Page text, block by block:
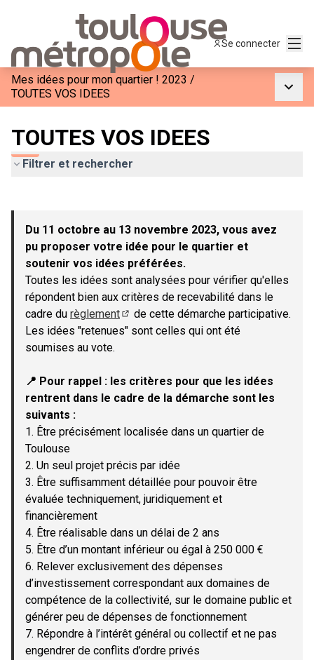
Se connecter
Mes idées pour mon quartier ! 2023 /
TOUTES VOS IDEES
TOUTES VOS IDEES
Filtrer et rechercher
−
Du 11 octobre au 13 novembre 2023, vous avez
pu proposer votre idée pour le quartier et
soutenir vos idées préférées.
Toutes les idées sont analysées pour vérifier qu'elles
répondent bien aux critères de recevabilité dans le
cadre du règlement
(Lien externe)
de cette démarche participative.
Les idées "retenues" sont celles qui ont été
soumises au vote.
📍 Pour rappel : les critères pour que les idées
rentrent dans le cadre de la démarche sont les
suivants :
1. Être précisément localisée dans un quartier de
Toulouse
2. Un seul projet précis par idée
3. Être suffisamment détaillée pour pouvoir être
évaluée techniquement, juridiquement et
financièrement
4. Être réalisable dans un délai de 2 ans
5. Être d’un montant inférieur ou égal à 250 000 €
6. Relever exclusivement des dépenses
d’investissement correspondant aux domaines de
compétence de la collectivité, sur le domaine public et
générer peu de dépenses de fonctionnement
7. Répondre à l’intérêt général ou collectif et ne pas
engendrer de conflits d’ordre privés